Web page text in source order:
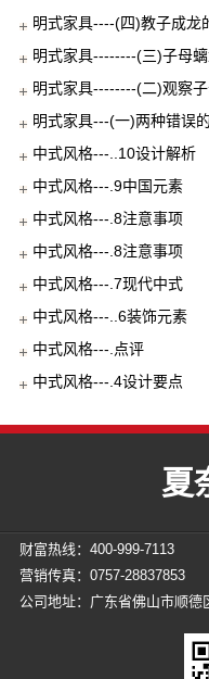
明式家具----(四)教子成龙
明式家具--------(三)子母
明式家具--------(二)观察
程 明式家具---(一)两种错误
中式风格---..10设计解析
中式风格---.9中国元素
中式风格---.8注意事项
中式风格---.8注意事项
中式风格---.7现代中式
中式风格---..6装饰元素
中式风格---.点评
中式风格---.4设计要点
夏
财富热线：400-999-7113
营销传真：0757-28837853
公司地址：广东省佛山市顺德